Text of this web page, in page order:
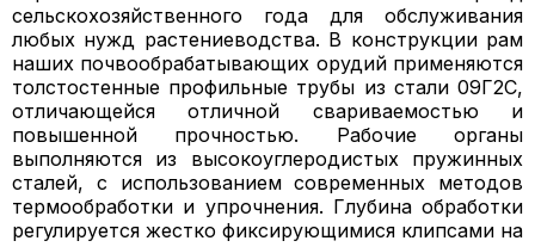
сельскохозяйственного года для обслуживания
любых нужд растениеводства. В конструкции рам
наших почвообрабатывающих орудий применяются
толстостенные профильные трубы из стали 09Г2С,
отличающейся отличной свариваемостью и
повышенной прочностью. Рабочие органы
выполняются из высокоуглеродистых пружинных
сталей, с использованием современных методов
термообработки и упрочнения. Глубина обработки
регулируется жестко фиксирующимися клипсами на